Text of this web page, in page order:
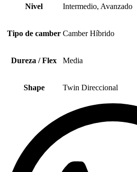
Nivel Intermedio, Avanzado
Tipo de camber Camber Híbrido
Dureza / Flex Media
Shape Twin Direccional